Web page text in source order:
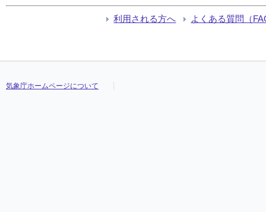
利用される方へ よくある質問（
気象庁ホームページについて